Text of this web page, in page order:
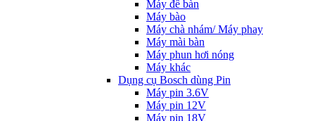
Máy để bàn
Máy bào
Máy chà nhám/ Máy phay
Máy mài bàn
Máy phun hơi nóng
Máy khác
Dụng cụ Bosch dùng Pin
Máy pin 3.6V
Máy pin 12V
Máy pin 18V